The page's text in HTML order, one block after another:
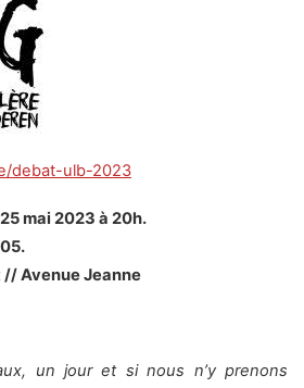
debat-ulb-2023
mai 2023 à 20h.
// Avenue Jeanne
un jour et si nous n’y prenons